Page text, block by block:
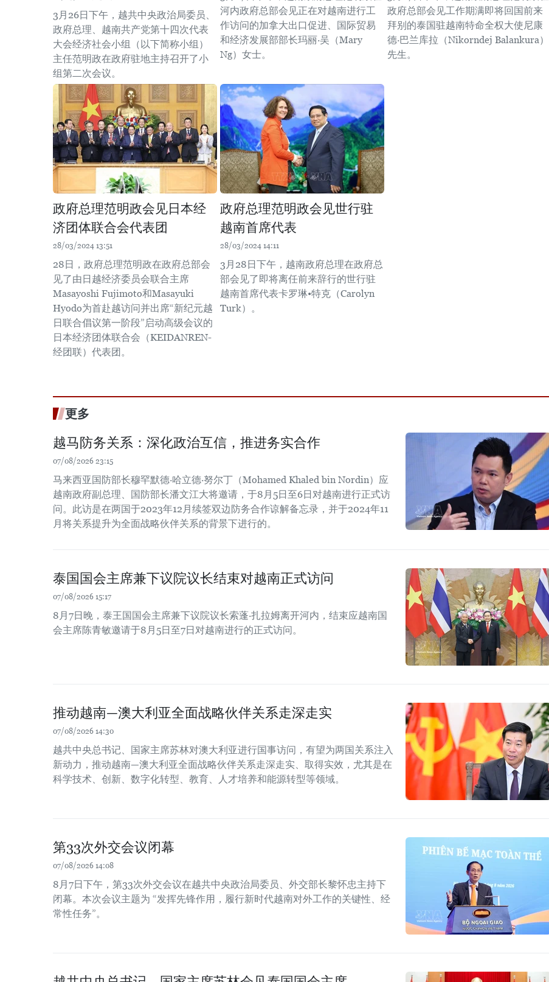
3月26日下午，越共中央政治局委员、
政府总理、越南共产党第十四次代表
大会经济社会小组（以下简称小组）
主任范明政在政府驻地主持召开了小
组第二次会议。
河内政府总部会见正在对越南进行工
作访问的加拿大出口促进、国际贸易
和经济发展部部长玛丽·吴（Mary
Ng）女士。
政府总部会见工作期满即将回国前来
拜别的泰国驻越南特命全权大使尼康
德·巴兰库拉（Nikorndej Balankura）
先生。
政府总理范明政会见日本经
济团体联合会代表团
28/03/2024 13:51
28日，政府总理范明政在政府总部会
见了由日越经济委员会联合主席
Masayoshi Fujimoto和Masayuki
Hyodo为首赴越访问并出席“新纪元越
日联合倡议第一阶段”启动高级会议的
日本经济团体联合会（KEIDANREN-
经团联）代表团。
政府总理范明政会见世行驻
越南首席代表
28/03/2024 14:11
3月28日下午，越南政府总理在政府总
部会见了即将离任前来辞行的世行驻
越南首席代表卡罗琳•特克（Carolyn
Turk）。
更多
越马防务关系：深化政治互信，推进务实合作
07/08/2026 23:15
马来西亚国防部长穆罕默德·哈立德·努尔丁（Mohamed Khaled bin Nordin）应
越南政府副总理、国防部长潘文江大将邀请，于8月5日至6日对越南进行正式访
问。此访是在两国于2023年12月续签双边防务合作谅解备忘录，并于2024年11
月将关系提升为全面战略伙伴关系的背景下进行的。
泰国国会主席兼下议院议长结束对越南正式访问
07/08/2026 15:17
8月7日晚，泰王国国会主席兼下议院议长索蓬·扎拉姆离开河内，结束应越南国
会主席陈青敏邀请于8月5日至7日对越南进行的正式访问。
推动越南—澳大利亚全面战略伙伴关系走深走实
07/08/2026 14:30
越共中央总书记、国家主席苏林对澳大利亚进行国事访问，有望为两国关系注入
新动力，推动越南—澳大利亚全面战略伙伴关系走深走实、取得实效，尤其是在
科学技术、创新、数字化转型、教育、人才培养和能源转型等领域。
第33次外交会议闭幕
07/08/2026 14:08
8月7日下午，第33次外交会议在越共中央政治局委员、外交部长黎怀忠主持下
闭幕。本次会议主题为 “发挥先锋作用，履行新时代越南对外工作的关键性、经
常性任务”。